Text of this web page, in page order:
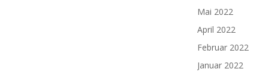
Mai 2022
April 2022
Februar 2022
Januar 2022